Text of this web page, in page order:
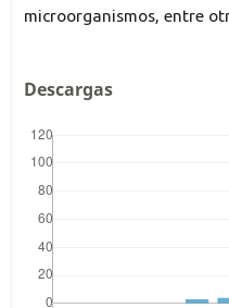
microorganismos, entre
Descargas